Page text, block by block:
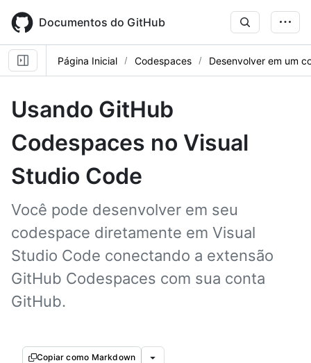
main
content
Documentos do GitHub
Página Inicial Codespaces Desenvolver em um
Usando GitHub
Codespaces no Visual
Studio Code
Você pode desenvolver em seu
codespace diretamente em Visual
Studio Code conectando a extensão
GitHub Codespaces com sua conta
GitHub.
Copiar como Markdown